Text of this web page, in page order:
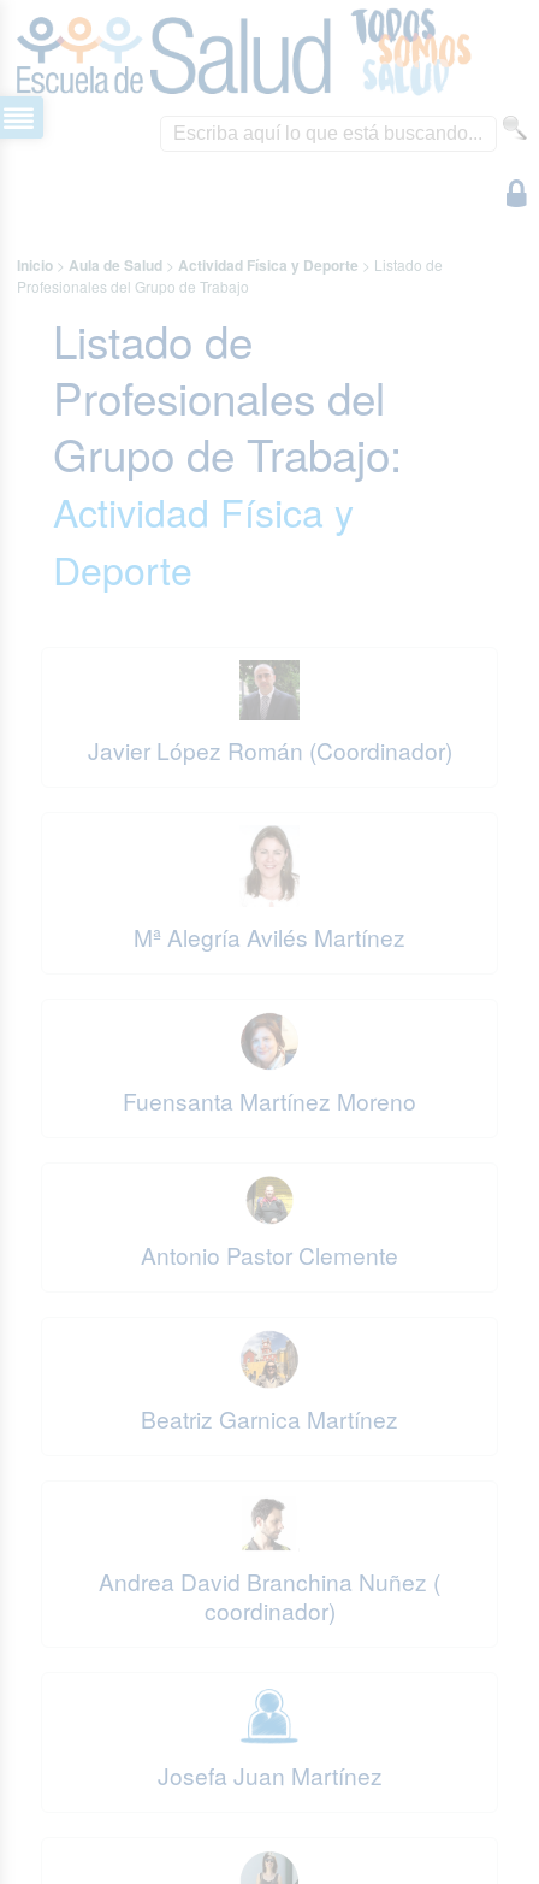
Inicio > Aula de Salud > Actividad Física y Deporte > Listado de
Profesionales del Grupo de Trabajo
Listado de
Profesionales del
Grupo de Trabajo:
Actividad Física y
Deporte
Javier López Román (Coordinador)
Mª Alegría Avilés Martínez
Fuensanta Martínez Moreno
Antonio Pastor Clemente
Beatriz Garnica Martínez
Andrea David Branchina Nuñez (
coordinador)
Josefa Juan Martínez